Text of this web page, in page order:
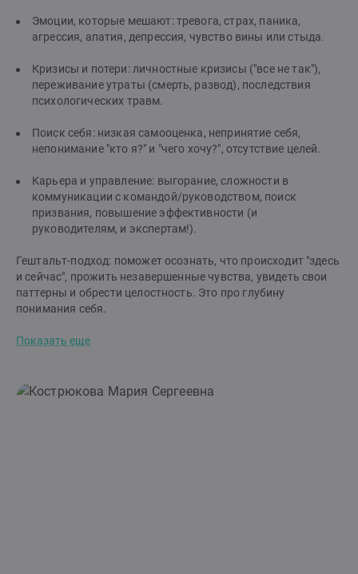
Эмоции, которые мешают: тревога, страх, паника,
агрессия, апатия, депрессия, чувство вины или стыда.
Кризисы и потери: личностные кризисы ("все не так"),
переживание утраты (смерть, развод), последствия
психологических травм.
Поиск себя: низкая самооценка, непринятие себя,
непонимание "кто я?" и "чего хочу?", отсутствие целей.
Карьера и управление: выгорание, сложности в
коммуникации с командой/руководством, поиск
призвания, повышение эффективности (и
руководителям, и экспертам!).
Гештальт-подход: поможет осознать, что происходит "здесь
и сейчас", прожить незавершенные чувства, увидеть свои
паттерны и обрести целостность. Это про глубину
понимания себя.
Показать еще